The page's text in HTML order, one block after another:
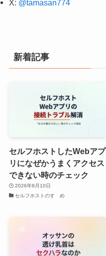
X: @tamasan774
新着記事
セルフホストしたWebアプ
リになぜかうまくアクセス
できない時のチェック
2026年8月10日
セルフホストのすゝめ